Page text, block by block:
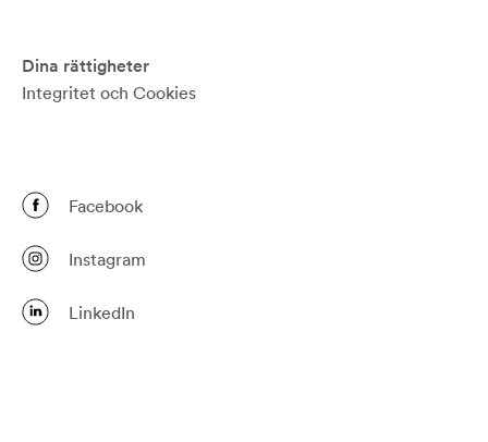
Dina rättigheter
Integritet och Cookies
Facebook
Instagram
LinkedIn